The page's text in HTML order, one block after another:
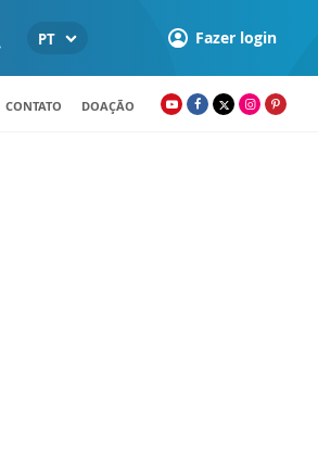
PT Fazer login
CONTATO DOAÇÃO